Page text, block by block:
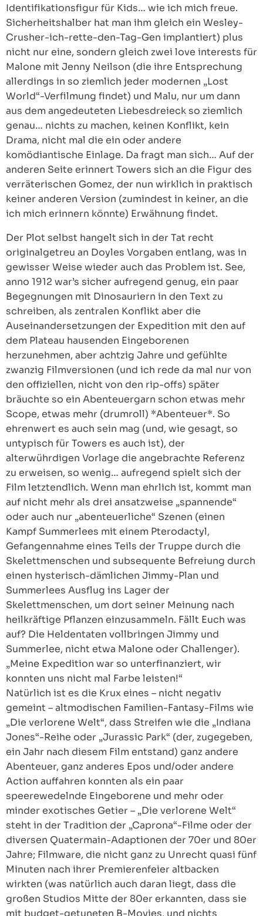
Identifikationsfigur für Kids… wie ich mich freue.
Sicherheitshalber hat man ihm gleich ein Wesley-
Crusher-ich-rette-den-Tag-Gen implantiert) plus
nicht nur eine, sondern gleich zwei love interests für
Malone mit Jenny Neilson (die ihre Entsprechung
allerdings in so ziemlich jeder modernen „Lost
World“-Verfilmung findet) und Malu, nur um dann
aus dem angedeuteten Liebesdreieck so ziemlich
genau… nichts zu machen, keinen Konflikt, kein
Drama, nicht mal die ein oder andere
komödiantische Einlage. Da fragt man sich… Auf der
anderen Seite erinnert Towers sich an die Figur des
verräterischen Gomez, der nun wirklich in praktisch
keiner anderen Version (zumindest in keiner, an die
ich mich erinnern könnte) Erwähnung findet.
Der Plot selbst hangelt sich in der Tat recht
originalgetreu an Doyles Vorgaben entlang, was in
gewisser Weise wieder auch das Problem ist. See,
anno 1912 war’s sicher aufregend genug, ein paar
Begegnungen mit Dinosauriern in den Text zu
schreiben, als zentralen Konflikt aber die
Auseinandersetzungen der Expedition mit den auf
dem Plateau hausenden Eingeborenen
herzunehmen, aber achtzig Jahre und gefühlte
zwanzig Filmversionen (und ich rede da mal nur von
den offiziellen, nicht von den rip-offs) später
bräuchte so ein Abenteuergarn schon etwas mehr
Scope, etwas mehr (drumroll) *Abenteuer*. So
ehrenwert es auch sein mag (und, wie gesagt, so
untypisch für Towers es auch ist), der
alterwührdigen Vorlage die angebrachte Referenz
zu erweisen, so wenig… aufregend spielt sich der
Film letztendlich. Wenn man ehrlich ist, kommt man
auf nicht mehr als drei ansatzweise „spannende“
oder auch nur „abenteuerliche“ Szenen (einen
Kampf Summerlees mit einem Pterodactyl,
Gefangennahme eines Teils der Truppe durch die
Skelettmenschen und subsequente Befreiung durch
einen hysterisch-dämlichen Jimmy-Plan und
Summerlees Ausflug ins Lager der
Skelettmenschen, um dort seiner Meinung nach
heilkräftige Pflanzen einzusammeln. Fällt Euch was
auf? Die Heldentaten vollbringen Jimmy und
Summerlee, nicht etwa Malone oder Challenger).
„Meine Expedition war so unterfinanziert, wir
konnten uns nicht mal Farbe leisten!“
Natürlich ist es die Krux eines – nicht negativ
gemeint – altmodischen Familien-Fantasy-Films wie
„Die verlorene Welt“, dass Streifen wie die „Indiana
Jones“-Reihe oder „Jurassic Park“ (der, zugegeben,
ein Jahr nach diesem Film entstand) ganz andere
Abenteuer, ganz anderes Epos und/oder andere
Action auffahren konnten als ein paar
speerewedelnde Eingeborene und mehr oder
minder exotisches Getier – „Die verlorene Welt“
steht in der Tradition der „Caprona“-Filme oder der
diversen Quatermain-Adaptionen der 70er und 80er
Jahre; Filmware, die nicht ganz zu Unrecht quasi fünf
Minuten nach ihrer Premierenfeier altbacken
wirkten (was natürlich auch daran liegt, dass die
großen Studios Mitte der 80er erkannten, dass sie
mit budget-getuneten B-Movies, und nichts